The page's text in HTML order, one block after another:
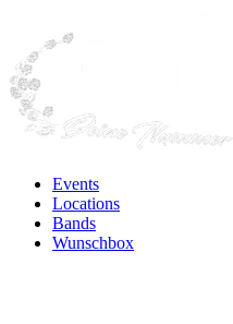
Events
Locations
Bands
Wunschbox